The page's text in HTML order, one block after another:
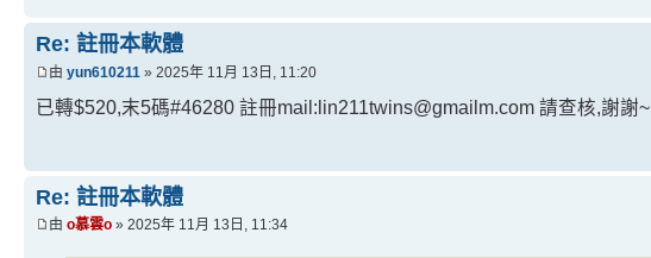
Re: 註冊本軟體
由 yun610211 » 2025年 11月 13日, 11:20
已轉$520,末5碼#46280 註冊mail:lin211twins@gmailm.com 請查核,謝謝~
Re: 註冊本軟體
由 o慕雲o » 2025年 11月 13日, 11:34